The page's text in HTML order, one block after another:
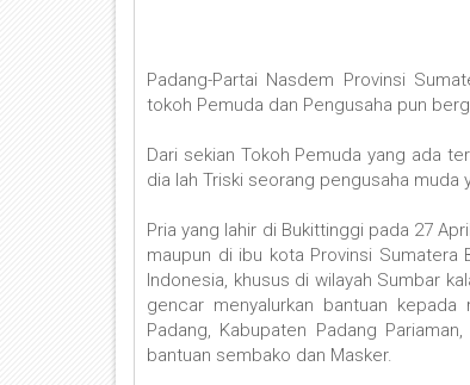
Padang-Partai Nasdem Provinsi
tokoh Pemuda dan Pengusaha pun
Dari sekian Tokoh Pemuda yang ada
dia lah Triski seorang pengusaha
Pria yang lahir di Bukittinggi pada 27
maupun di ibu kota Provinsi Sumatera
Indonesia, khusus di wilayah Sumbar
gencar menyalurkan bantuan
Padang, Kabupaten Padang
bantuan sembako dan Masker.